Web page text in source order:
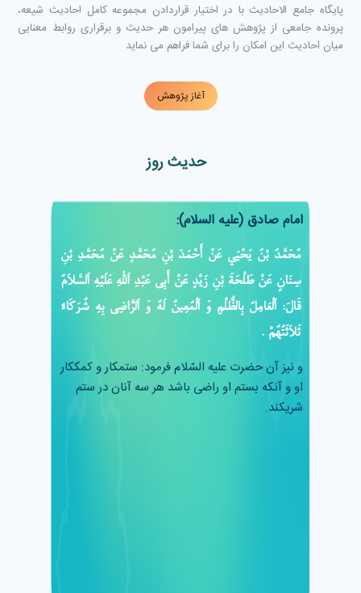
پایگاه جامع الاحادیث با در اختیار قراردادن مجموعه کامل احادیث شیعه،
پرونده جامعی از پژوهش های پیرامون هر حدیث و برقراری روابط معنایی
میان احادیث این امکان را برای شما فراهم می نماید
آغاز پژوهش
حدیث روز
امام صادق (علیه السلام):
مُحَمَّدُ بْنُ يَحْيَى عَنْ أَحْمَدَ بْنِ مُحَمَّدٍ عَنْ مُحَمَّدِ بْنِ
سِنَانٍ عَنْ طَلْحَةَ بْنِ زَيْدٍ عَنْ أَبِي عَبْدِ اَللَّهِ عَلَيْهِ اَلسَّلاَمُ
قَالَ: اَلْعَامِلُ بِالظُّلْمِ وَ اَلْمُعِينُ لَهُ وَ اَلرَّاضِي بِهِ شُرَكَاءُ
ثَلاَثَتُهُمْ .
و نيز آن حضرت عليه السّلام فرمود: ستمكار و كمككار
او و آنكه بستم او راضى باشد هر سه آنان در ستم
شريكند.